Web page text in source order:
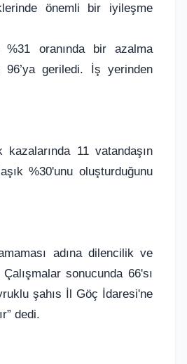
önemli bir iyileşme
%31 oranında bir azalma
96’ya geriledi. İş yerinden
11 vatandaşın
%30'unu oluşturduğunu
adına dilencilik ve
sonucunda 66'sı
şahıs İl Göç İdaresi'ne
dedi.